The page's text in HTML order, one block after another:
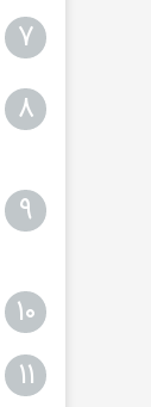
۷
۸
۹
۱۰
۱۱